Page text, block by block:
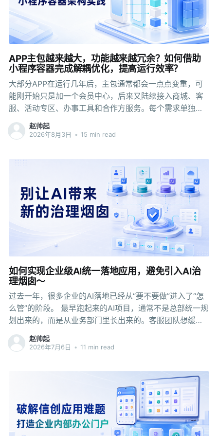
为每一层选择合适的技术。账号、安全、消息和系统能力
保留在原生宿主；变化较慢、与 APP 生命周期绑定较深的
页面，可以继续用原生或现有跨端框架；更新频繁、流程
相对独立的业务，则可以通过小程序容器运行。混合架构
的价值，也来自这些边界分清以后形成的长期分工。 三端
开发中的重复成本 三端重复建设并不只发生在页面开发阶
段。一个功能进入原生主工程后，通常会同时进入编译、
测试和应用市场发布流程。
APP主包越来越大，功能越来越冗余？如何借助
小程序容器完成解耦优化，提高运行效率？
大部分APP在运行几年后，主包通常都会一点点变重，可
能刚开始只是加一个会员中心，后来又陆续接入商城、客
服、活动专区、办事工具和合作方服务。每个需求单独看
都不算大，但经过几年之后，图片、组件、第三方依赖和
初始化任务全都留在主工程里，安装包体积随之上涨。 包
面逻辑，客户端团队却要重新拉分支、合并代码、构建安
装包、跑集成测试，再等待应用市场审核。改动只发生在
一个短期活动里，发布流程却把整套 APP 都带了进来。
图片压缩、无用代码清理和原生模块化当然要做，但它们
解决不了业务交付仍然绑在主包里的问题。资源压缩完，
新业务还会继续加入；工程模块拆开了，发布时依然要打
进同一个安装包。要让 APP 长期保持可维护，除了清理资
源，还要重新划分业务的运行和发布边界。 接下来分享一
个基于小程序容器的技术方案：是把更新频繁、流程相对
完整的业务从主工程拆出，改成小程序代码包，通过小程
序容器运行在 APP 内。 宿主 APP 留下稳定的客户端底
座，业务团队维护各自的小程序，
赵帅起
2026年8月3日 • 15 min read
如何实现企业级AI统一落地应用，避免引入AI治
理烟囱～
过去一年，很多企业的AI落地已经从“要不要做”进入了“怎
么管”的阶段。 最早跑起来的AI项目，通常不是总部统一规
划出来的，而是从业务部门里长出来的。客服团队想缓解
咨询压力，销售团队希望整理客户信息，财务团队尝试辅
助单据核对，区域公司也会根据自己的业务节奏接入本地
每个部门都在做AI，企业整体反而更难管了。 这不是简单
的“工具太多”。真正麻烦的是，AI开始进入数据访问、工具
调用和业务执行链路以后，会把原来隐藏在组织里的权限
问题和系统烟囱问题重新放大。部门试点越活跃，总部越
需要看清两个风险：不同组织、区域、岗位之间的数据边
赵帅起
2026年7月6日 • 11 min read